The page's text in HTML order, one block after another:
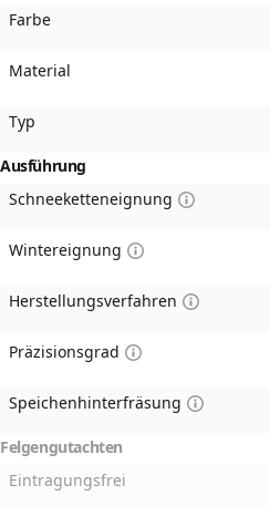
Farbe
Material
Typ
Ausführung
Schneeketteneignung
Wintereignung
Herstellungsverfahren
Präzisionsgrad
Speichenhinterfräsung
Felgengutachten
Eintragungsfrei